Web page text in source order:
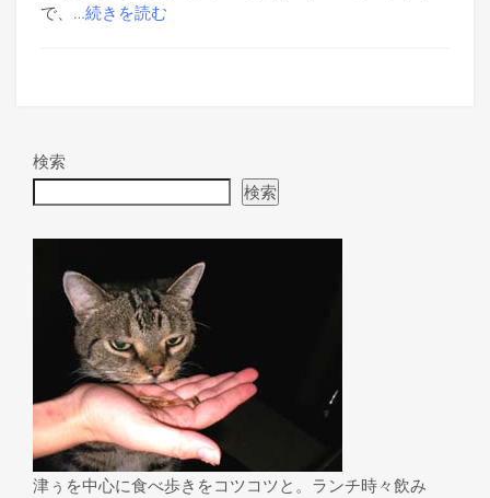
で、…続きを読む
検索
検索
津ぅを中心に食べ歩きをコツコツと。ランチ時々飲み